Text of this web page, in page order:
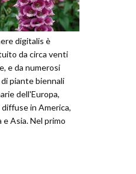
digitalis è
da circa venti
e da numerosi
piante biennali
dell'Europa,
diffuse in America,
e Asia. Nel primo